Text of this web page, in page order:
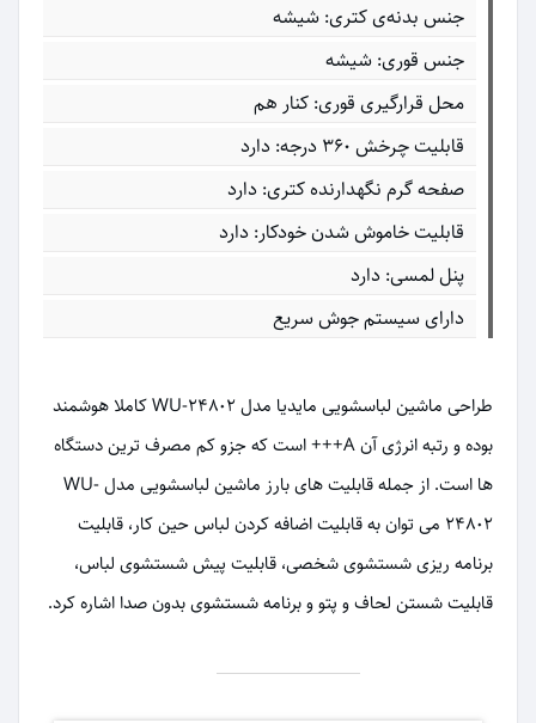
جنس بدنه‌ی کتری: شیشه
جنس قوری: شیشه
محل قرارگیری قوری: کنار هم
قابلیت چرخش ۳۶۰ درجه: دارد
صفحه گرم نگهدارنده کتری: دارد
قابلیت خاموش شدن خودکار: دارد
پنل لمسی: دارد
دارای سیستم جوش سریع
طراحی ماشین لباسشویی مایدیا مدل WU-24802 کاملا هوشمند
بوده و رتبه انرژی آن A+++ است که جزو کم مصرف ترین دستگاه
ها است. از جمله قابلیت های بارز ماشین لباسشویی مدل WU-
24802 می توان به قابلیت اضافه کردن لباس حین کار، قابلیت
برنامه ریزی شستشوی شخصی، قابلیت پیش شستشوی لباس،
قابلیت شستن لحاف و پتو و برنامه شستشوی بدون صدا اشاره کرد.